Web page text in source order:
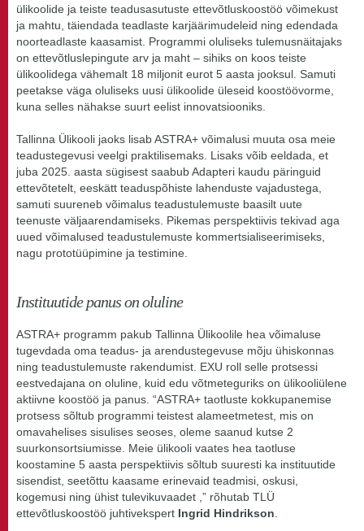
ülikoolide ja teiste teadusasutuste ettevõtluskoostöö võimekust
ja mahtu, täiendada teadlaste karjäärimudeleid ning edendada
noorteadlaste kaasamist. Programmi oluliseks tulemusnäitajaks
on ettevõtluslepingute arv ja maht – sihiks on koos teiste
ülikoolidega vähemalt 18 miljonit eurot 5 aasta jooksul. Samuti
peetakse väga oluliseks uusi ülikoolide üleseid koostöövorme,
kuna selles nähakse suurt eelist innovatsiooniks.
Tallinna Ülikooli jaoks lisab ASTRA+ võimalusi muuta osa meie
teadustegevusi veelgi praktilisemaks. Lisaks võib eeldada, et
juba 2025. aasta sügisest saabub Adapteri kaudu päringuid
ettevõtetelt, eeskätt teaduspõhiste lahenduste vajadustega,
samuti suureneb võimalus teadustulemuste baasilt uute
teenuste väljaarendamiseks. Pikemas perspektiivis tekivad aga
uued võimalused teadustulemuste kommertsialiseerimiseks,
nagu prototüüpimine ja testimine.
Instituutide panus on oluline
ASTRA+ programm pakub Tallinna Ülikoolile hea võimaluse
tugevdada oma teadus- ja arendustegevuse mõju ühiskonnas
ning teadustulemuste rakendumist. EXU roll selle protsessi
eestvedajana on oluline, kuid edu võtmeteguriks on ülikooliülene
aktiivne koostöö ja panus. “ASTRA+ taotluste kokkupanemise
protsess sõltub programmi teistest alameetmetest, mis on
omavahelises sisulises seoses, oleme saanud kutse 2
suurkonsortsiumisse. Meie ülikooli vaates hea taotluse
koostamine 5 aasta perspektiivis sõltub suuresti ka instituutide
sisendist, seetõttu kaasame erinevaid teadmisi, oskusi,
kogemusi ning ühist tulevikuvaadet ,” rõhutab TLÜ
ettevõtluskoostöö juhtivekspert Ingrid Hindrikson